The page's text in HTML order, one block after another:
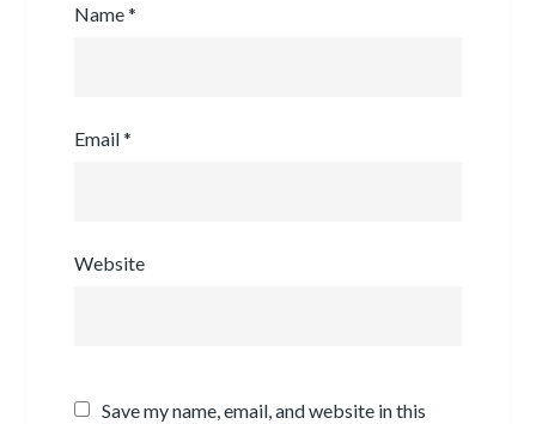
Name*
Email*
Website
Save my name, email, and website in this